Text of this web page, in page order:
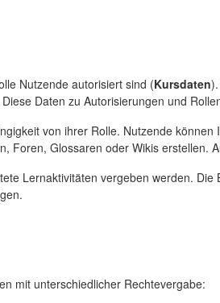
Nutzende autorisiert sind (Kursdaten
Daten zu Autorisierungen und
von ihrer Rolle. Nutzende
Foren, Glossaren oder Wikis
Lernaktivitäten vergeben werden.
mit unterschiedlicher Rechtevergabe: